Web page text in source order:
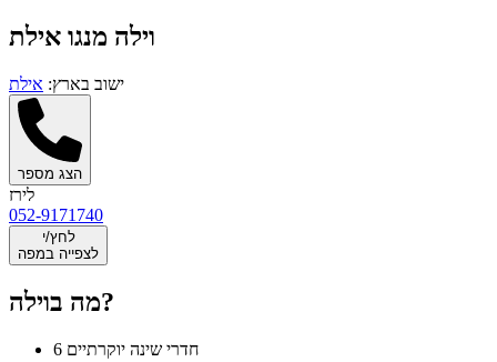
וילה מנגו אילת
ישוב בארץ: אילת
הצג מספר
לירז
052-9171740
לחץ/י
לצפייה במפה
מה בוילה?
6 חדרי שינה יוקרתיים